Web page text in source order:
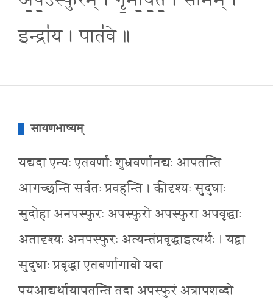
इन्द्रा॑य । पात॑वे ॥
सायणभाष्यम्
यद्यदा एन्यः एतवर्णाः शुभ्रवर्णानद्यः आपतन्ति
आगच्छन्ति सर्वतः प्रवहन्ति । कीदृश्यः सुदुघाः
सुदोहा अनपस्फुरः अपस्फुरो अपस्फुरा अपवृद्धाः
अतादृश्यः अनपस्फुरः अत्यन्तंप्रवृद्धाइत्यर्थः । यद्वा
सुदुघाः प्रवृद्धा एतवर्णागावो यदा
पयआद्यर्थायापतन्ति तदा अपस्फुरं अत्रापशब्दो